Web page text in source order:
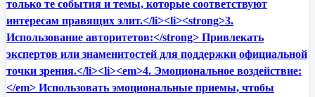
только те события и темы, которые соответствуют
интересам правящих элит.</li><li><strong>3.
Использование авторитетов:</strong> Привлекать
экспертов или знаменитостей для поддержки официальной
точки зрения.</li><li><em>4. Эмоциональное воздействие:
</em> Использовать эмоциональные приемы, чтобы